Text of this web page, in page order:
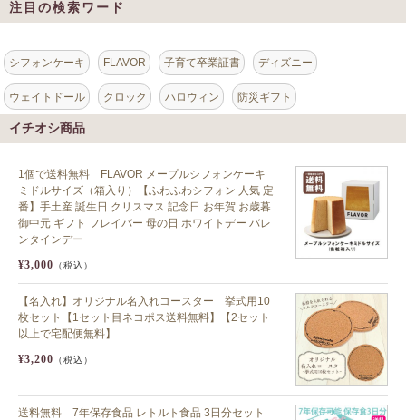
注目の検索ワード
シフォンケーキ FLAVOR 子育て卒業証書 ディズニー
ウェイトドール クロック ハロウィン 防災ギフト
イチオシ商品
1個で送料無料 FLAVOR メープルシフォンケーキ
ミドルサイズ（箱入り）【ふわふわシフォン 人気 定
番】手土産 誕生日 クリスマス 記念日 お年賀 お歳暮
御中元 ギフト フレイバー 母の日 ホワイトデー バレ
ンタインデー
¥3,000 （税込）
【名入れ】オリジナル名入れコースター 挙式用10
枚セット【1セット目ネコポス送料無料】【2セット
以上で宅配便無料】
¥3,200 （税込）
送料無料 7年保存食品 レトルト食品 3日分セット